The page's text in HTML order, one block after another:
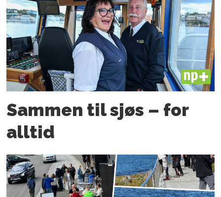
PLUS
Sammen til sjøs – for
alltid